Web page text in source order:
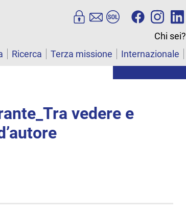
Chi sei?
Ricerca Terza missione Internazionale
vedere e